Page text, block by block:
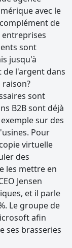
avec le
de
entreprises
sont
jusqu'à
de l'argent dans
raison?
sont
B2B sont déjà
sur des
Pour
virtuelle
des
les mettre en
Jensen
et il parle
Le groupe de
afin
ses brasseries